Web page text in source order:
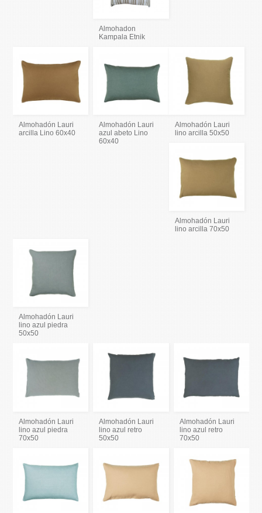
Almohadon
Kampala Etnik
Almohadón Lauri
arcilla Lino 60x40
Almohadón Lauri
azul abeto Lino
60x40
Almohadón Lauri
lino arcilla 50x50
Almohadón Lauri
lino arcilla 70x50
Almohadón Lauri
lino azul piedra
50x50
Almohadón Lauri
lino azul piedra
70x50
Almohadón Lauri
lino azul retro
50x50
Almohadón Lauri
lino azul retro
70x50